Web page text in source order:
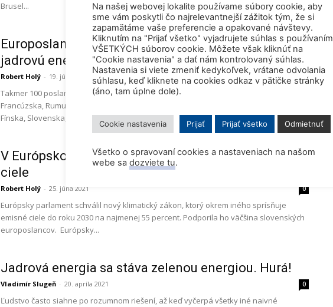
Brusel...
Europoslanci vyzývajú Európsku komisiu, aby uznala
jadrovú energiu za udržateľnú
Robert Holý - 19. júla 2021
Takmer 100 poslancov Európskeho parlamentu (zo Švédska, Dánska, Holandska,
Francúzska, Rumunska, Slovinska, Česka, Bulharska, Maďarska, Belgicka, Talianska,
Fínska, Slovenska, Španielska, Estónska a Nemecka) vyzvalo...
V Európskom parlamente prešli nové klimatické
ciele
Robert Holý - 25. júna 2021 0
Európsky parlament schválil nový klimatický zákon, ktorý okrem iného sprísňuje
emisné ciele do roku 2030 na najmenej 55 percent. Podporila ho väčšina slovenských
europoslancov. Európsky...
Jadrová energia sa stáva zelenou energiou. Hurá!
Vladimír Slugeň - 20. apríla 2021 0
Ľudstvo často siahne po rozumnom riešení, až keď vyčerpá všetky iné naivné
Na našej webovej lokalite používame súbory cookie, aby
sme vám poskytli čo najrelevantnejší zážitok tým, že si
zapamätáme vaše preferencie a opakované návštevy.
Kliknutím na "Prijať všetko" vyjadrujete súhlas s používaním
VŠETKÝCH súborov cookie. Môžete však kliknúť na
"Cookie nastavenia" a dať nám kontrolovaný súhlas.
Nastavenia si viete zmeniť kedykoľvek, vrátane odvolania
súhlasu, keď kliknete na cookies odkaz v pätičke stránky
(áno, tam úplne dole).
Cookie nastavenia Prijať Prijať všetko Odmietnuť
Všetko o spravovaní cookies a nastaveniach na našom
webe sa dozviete tu.